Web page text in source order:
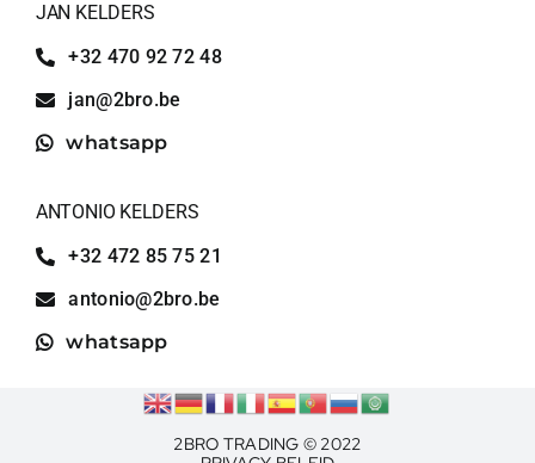
JAN KELDERS
+32 470 92 72 48
jan@2bro.be
whatsapp
ANTONIO KELDERS
+32 472 85 75 21
antonio@2bro.be
whatsapp
2BRO TRADING © 2022